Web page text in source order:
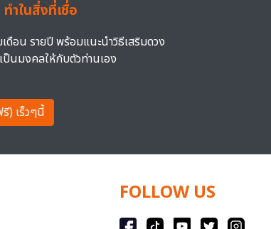
ำในสิ่งที่เชื่อ
ดือน รายปี พร้อมแนะนำวิธีเสริมดวง
ป็นมงคลให้กับตัวท่านเอง
) เร็วๆนี้
FOLLOW US